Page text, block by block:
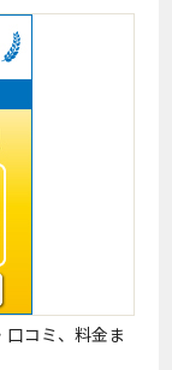
コミ、料金ま